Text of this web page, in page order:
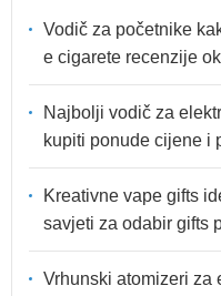
Vodič za početnike
e cigarete recenzije
Najbolji vodič za
kupiti ponude cijene i
Kreativne vape gifts
savjeti za odabir gifts
Vrhunski atomizeri za